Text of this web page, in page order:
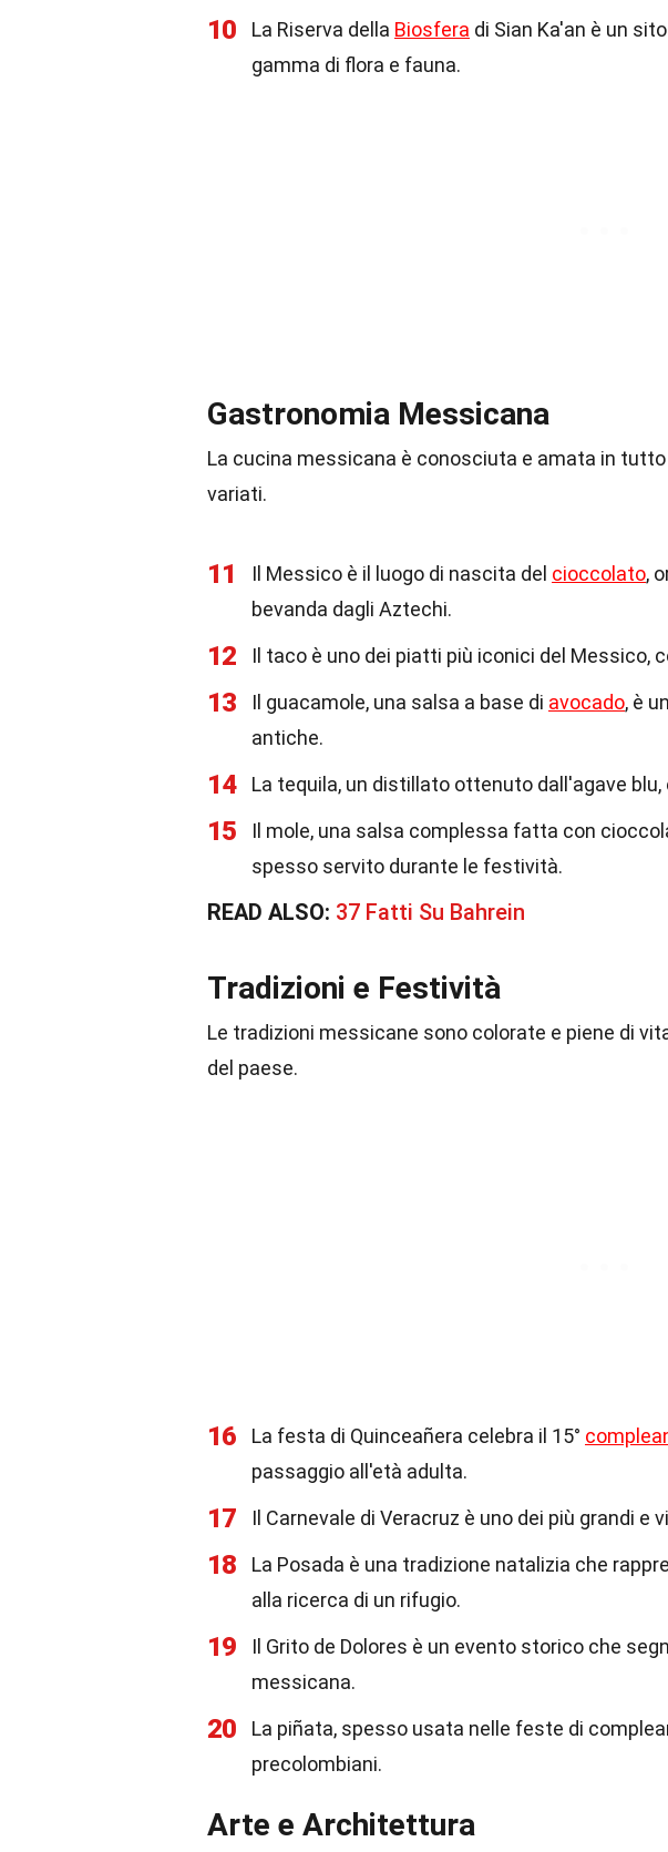
10 La Riserva della Biosfera di Sian Ka'an è un
gamma di flora e fauna.
Gastronomia Messicana
La cucina messicana è conosciuta e amata in
variati.
11 Il Messico è il luogo di nascita del cioccolato,
bevanda dagli Aztechi.
12 Il taco è uno dei piatti più iconici del Messico,
13 Il guacamole, una salsa a base di avocado, è
antiche.
14 La tequila, un distillato ottenuto dall'agave
15
Il mole, una salsa complessa fatta con
spesso servito durante le festività.
READ ALSO: 37 Fatti Su Bahrein
Tradizioni e Festività
Le tradizioni messicane sono colorate e piene di
del paese.
16 La festa di Quinceañera celebra il 15°
passaggio all'età adulta.
17 Il Carnevale di Veracruz è uno dei più grandi e
18
La Posada è una tradizione natalizia che
alla ricerca di un rifugio.
19
Il Grito de Dolores è un evento storico che
messicana.
20
La piñata, spesso usata nelle feste di
precolombiani.
Arte e Architettura